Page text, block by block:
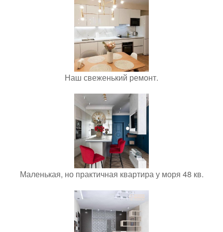
Наш свеженький ремонт.
Маленькая, но практичная квартира у моря 48 кв.